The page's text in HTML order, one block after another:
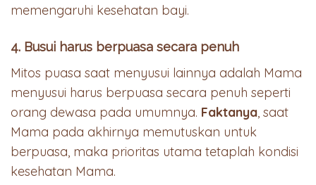
memengaruhi kesehatan bayi.
4. Busui harus berpuasa secara penuh
Mitos puasa saat menyusui lainnya adalah Mama
menyusui harus berpuasa secara penuh seperti
orang dewasa pada umumnya. Faktanya, saat
Mama pada akhirnya memutuskan untuk
berpuasa, maka prioritas utama tetaplah kondisi
kesehatan Mama.